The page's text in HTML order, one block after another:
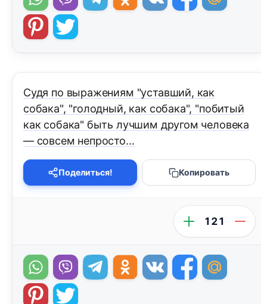
Судя по выражениям "уставший, как
собака", "голодный, как собака", "побитый
как собака" быть лучшим другом человека
— совсем непросто…
Поделиться! Копировать
121